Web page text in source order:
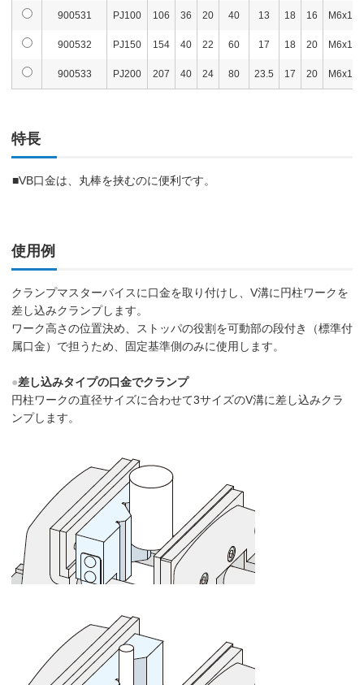
900531 PJ100 106 36 20 40 13 18 16 M6x1
900532 PJ150 154 40 22 60 17 18 20 M6x1
900533 PJ200 207 40 24 80 23.5 17 20 M6x1
特長
■VB口金は、丸棒を挟むのに便利です。
使用例
クランプマスターバイスに口金を取り付けし、V溝に円柱ワークを
差し込みクランプします。
ワーク高さの位置決め、ストッパの役割を可動部の段付き（標準付
属口金）で担うため、固定基準側のみに使用します。
●差し込みタイプの口金でクランプ
円柱ワークの直径サイズに合わせて3サイズのV溝に差し込みクラ
ンプします。